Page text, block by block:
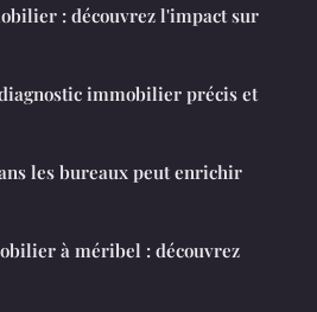
: découvrez l'impact sur
immobilier précis et
les bureaux peut enrichir
à méribel : découvrez